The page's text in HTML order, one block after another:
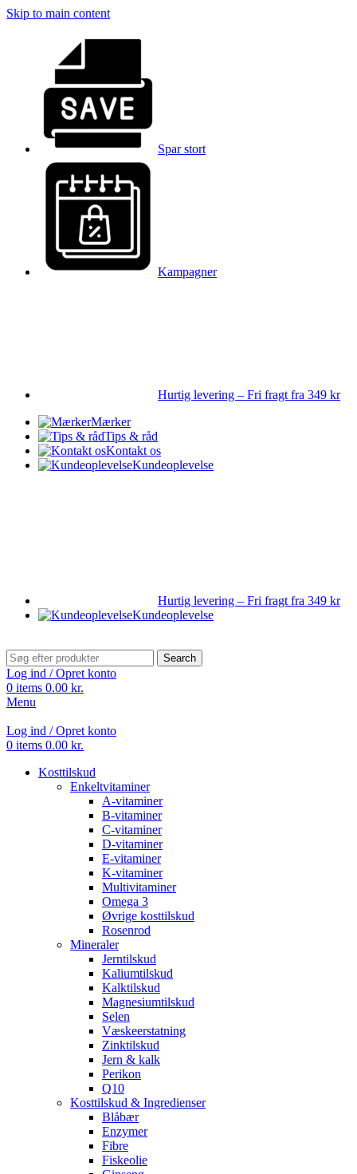
Skip to main content
Spar stort
Kampagner
Hurtig levering – Fri fragt fra 349 kr
Mærker
Tips & råd
Kontakt os
Kundeoplevelse
Hurtig levering – Fri fragt fra 349 kr
Kundeoplevelse
Search
Log ind / Opret konto
0 items 0.00 kr.
Menu
Log ind / Opret konto
0 items 0.00 kr.
Kosttilskud
Enkeltvitaminer
A-vitaminer
B-vitaminer
C-vitaminer
D-vitaminer
E-vitaminer
K-vitaminer
Multivitaminer
Omega 3
Øvrige kosttilskud
Rosenrod
Mineraler
Jerntilskud
Kaliumtilskud
Kalktilskud
Magnesiumtilskud
Selen
Væskeerstatning
Zinktilskud
Jern & kalk
Perikon
Q10
Kosttilskud & Ingredienser
Blåbær
Enzymer
Fibre
Fiskeolie